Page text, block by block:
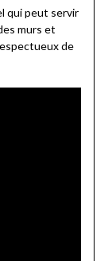
qui peut servir
murs et
de